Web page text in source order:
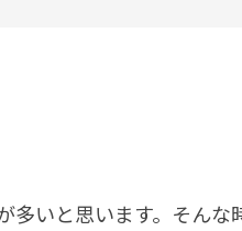
いと思います。そんな